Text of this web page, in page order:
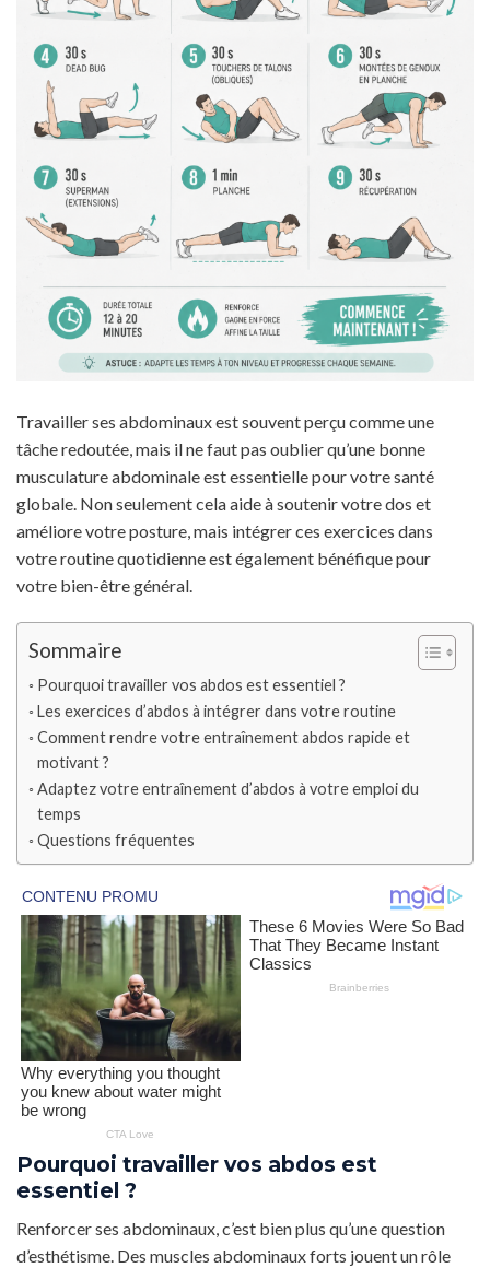
Travailler ses abdominaux est souvent perçu comme une
tâche redoutée, mais il ne faut pas oublier qu’une bonne
musculature abdominale est essentielle pour votre santé
globale. Non seulement cela aide à soutenir votre dos et
améliore votre posture, mais intégrer ces exercices dans
votre routine quotidienne est également bénéfique pour
votre bien-être général.
Sommaire
Pourquoi travailler vos abdos est essentiel ?
Les exercices d’abdos à intégrer dans votre routine
Comment rendre votre entraînement abdos rapide et
motivant ?
Adaptez votre entraînement d’abdos à votre emploi du
temps
Questions fréquentes
Pourquoi travailler vos abdos est
essentiel ?
Renforcer ses abdominaux, c’est bien plus qu’une question
d’esthétisme. Des muscles abdominaux forts jouent un rôle